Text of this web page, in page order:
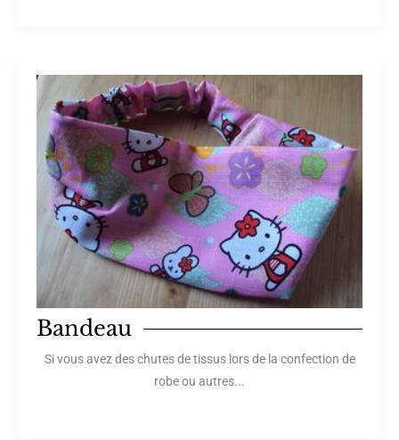
Bandeau
Si vous avez des chutes de tissus lors de la confection de
robe ou autres...